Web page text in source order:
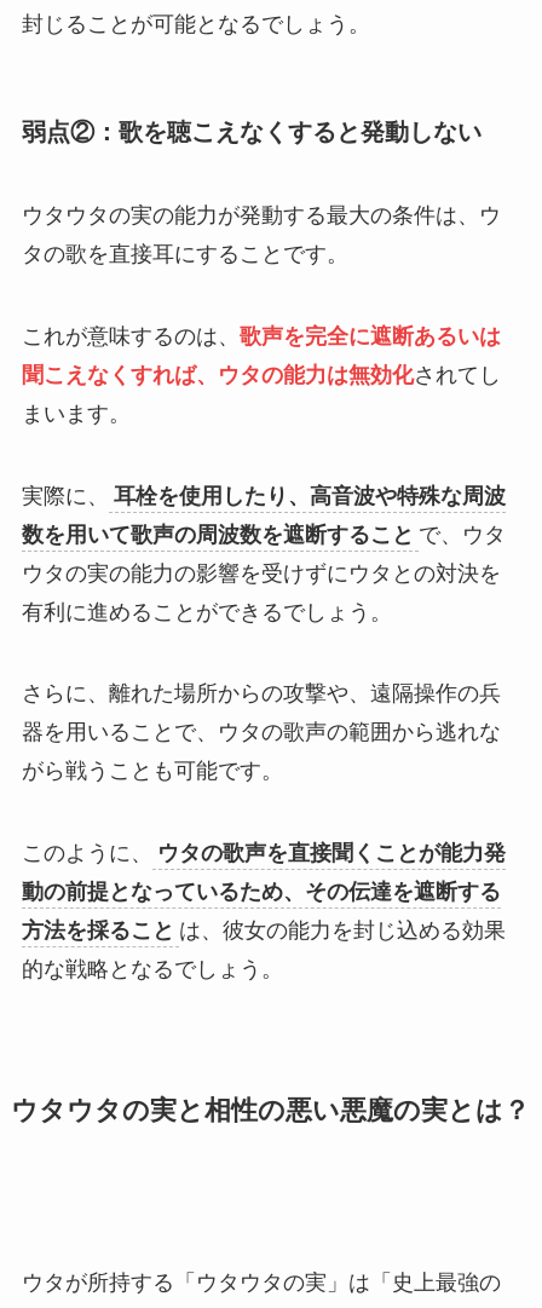
封じることが可能となるでしょう。
弱点②：歌を聴こえなくすると発動しない
ウタウタの実の能力が発動する最大の条件は、ウ
タの歌を直接耳にすることです。
これが意味するのは、 歌声を完全に遮断あるいは
聞こえなくすれば、ウタの能力は無効化されてし
まいます。
実際に、
耳栓を使用したり、高音波や特殊な周波
数を用いて歌声の周波数を遮断すること で、ウタ
ウタの実の能力の影響を受けずにウタとの対決を
有利に進めることができるでしょう。
さらに、離れた場所からの攻撃や、遠隔操作の兵
器を用いることで、ウタの歌声の範囲から逃れな
がら戦うことも可能です。
このように、
ウタの歌声を直接聞くことが能力発
動の前提となっているため、その伝達を遮断する
方法を採ること は、彼女の能力を封じ込める効果
的な戦略となるでしょう。
ウタウタの実と相性の悪い悪魔の実とは？
ウタが所持する「ウタウタの実」は「史上最強の